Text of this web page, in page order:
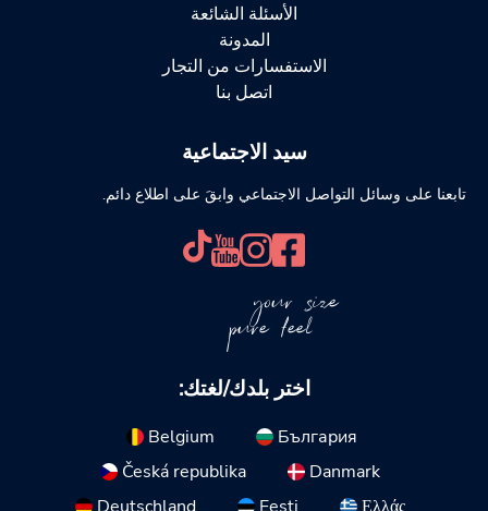
الأسئلة الشائعة
المدونة
الاستفسارات من التجار
اتصل بنا
سيد الاجتماعية
تابعنا على وسائل التواصل الاجتماعي وابقَ على اطلاع دائم.
your size
pure feel
اختر بلدك/لغتك:
Belgium
България
Česká republika
Danmark